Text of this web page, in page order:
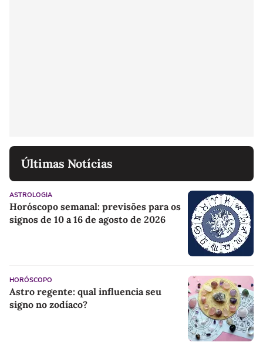
Últimas Notícias
ASTROLOGIA
Horóscopo semanal: previsões para os
signos de 10 a 16 de agosto de 2026
HORÓSCOPO
Astro regente: qual influencia seu
signo no zodíaco?